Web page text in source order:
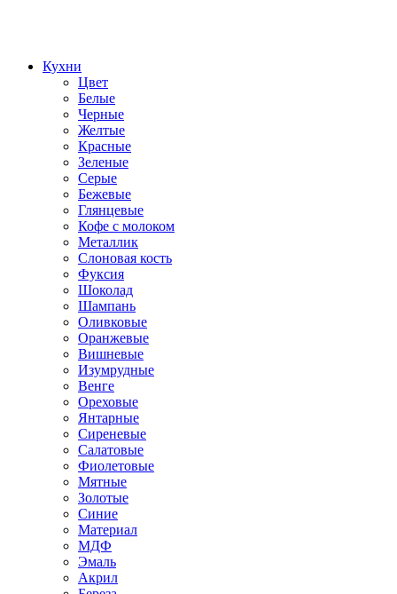
Кухни
Цвет
Белые
Черные
Желтые
Красные
Зеленые
Серые
Бежевые
Глянцевые
Кофе с молоком
Металлик
Слоновая кость
Фуксия
Шоколад
Шампань
Оливковые
Оранжевые
Вишневые
Изумрудные
Венге
Ореховые
Янтарные
Сиреневые
Салатовые
Фиолетовые
Мятные
Золотые
Синие
Материал
МДФ
Эмаль
Акрил